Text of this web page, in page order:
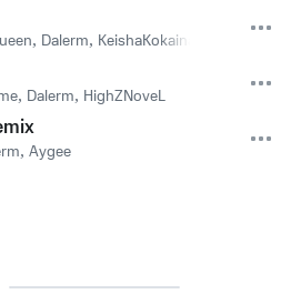
, Dalerm, KeishaKokaina
, Dalerm, HighZNoveL
, Aygee